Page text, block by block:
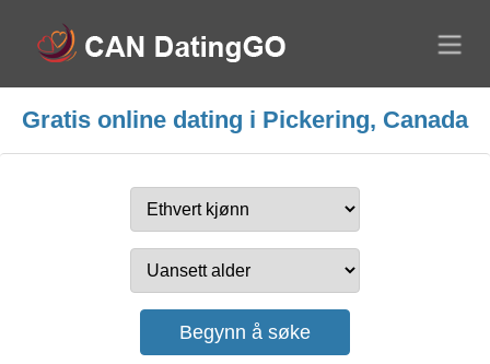
Gratis online dating i Pickering, Canada